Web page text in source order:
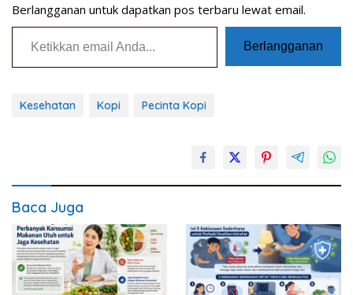
Berlangganan untuk dapatkan pos terbaru lewat email.
Ketikkan email Anda...
Berlangganan
Kesehatan Kopi Pecinta Kopi
Baca Juga